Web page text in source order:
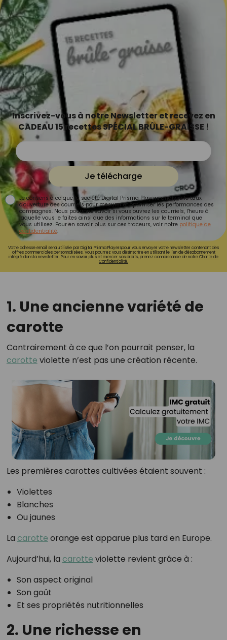
Inscrivez-vous à notre Newsletter et recevez en
CADEAU 15 recettes SPÉCIAL BRÛLE-GRAISSE !
Je télécharge
Je consens à ce que la société Digital Prisma Players analyse le taux
d'ouverture des courriels pour mesurer et optimiser les performances des
campagnes. Nous pourrons savoir si vous ouvrez les courriels, l'heure à
laquelle vous le faites ainsi que des informations sur le terminal que
vous utilisez. Pour en savoir plus sur ces traceurs, voir notre politique de
confidentialité.
Votre adresse email sera utilisée par Digital Prisma Playerspour vous envoyer votre newsletter contenant des
offres commerciales personnalisées. Vous pourrez vous désinscrire en utilisant le lien de désabonnement
intégré dans la newsletter. Pour en savoir plus et exercer vos droits, prenez connaissance de notreCharte de
Confidentialité.
1. Une ancienne variété de
carotte
Contrairement à ce que l’on pourrait penser, la
carotte violette n’est pas une création récente.
Les premières carottes cultivées étaient souvent :
Violettes
Blanches
Ou jaunes
La carotte orange est apparue plus tard en Europe.
Aujourd’hui, la carotte violette revient grâce à :
Son aspect original
Son goût
Et ses propriétés nutritionnelles
2. Une richesse en